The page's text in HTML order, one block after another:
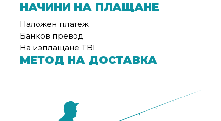
НАЧИНИ НА ПЛАЩАНЕ
Наложен платеж
Банков превод
На изплащане TBI
МЕТОД НА ДОСТАВКА